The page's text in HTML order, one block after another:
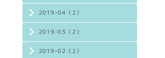
2019-04（2）
2019-03（2）
2019-02（2）